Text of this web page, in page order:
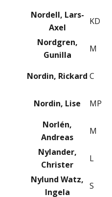
Nordell, Lars-
Axel
KD
Nordgren,
Gunilla
M
Nordin, Rickard C
Nordin, Lise MP
Norlén,
Andreas
M
Nylander,
Christer
L
Nylund Watz,
Ingela
S